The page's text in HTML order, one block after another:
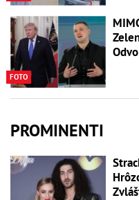
FOTO
PROMINENTI